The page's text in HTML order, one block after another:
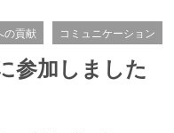
の貢献 コミュニケーション
参加しました